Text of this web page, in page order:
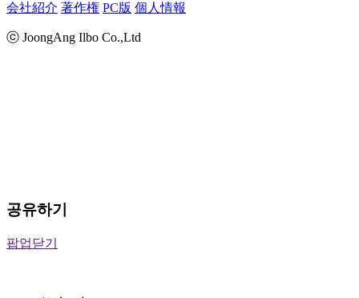
会社紹介 著作権 PC版 個人情報
ⓒ JoongAng Ilbo Co.,Ltd
공유하기
팝업닫기